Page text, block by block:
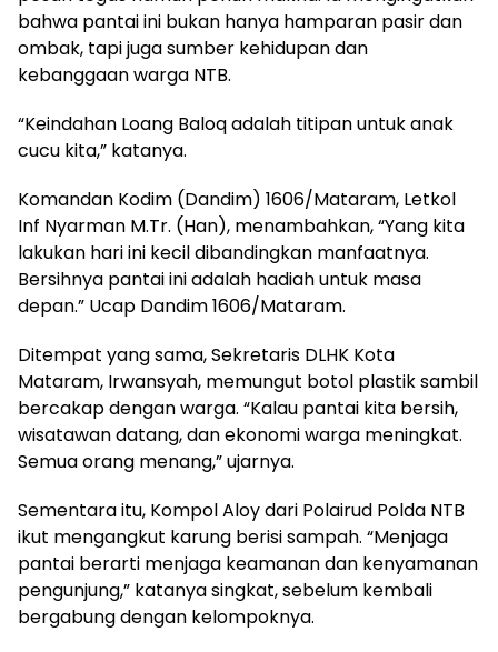
bahwa pantai ini bukan hanya hamparan pasir dan
ombak, tapi juga sumber kehidupan dan
kebanggaan warga NTB.
“Keindahan Loang Baloq adalah titipan untuk anak
cucu kita,” katanya.
Komandan Kodim (Dandim) 1606/Mataram, Letkol
Inf Nyarman M.Tr. (Han), menambahkan, “Yang kita
lakukan hari ini kecil dibandingkan manfaatnya.
Bersihnya pantai ini adalah hadiah untuk masa
depan.” Ucap Dandim 1606/Mataram.
Ditempat yang sama, Sekretaris DLHK Kota
Mataram, Irwansyah, memungut botol plastik sambil
bercakap dengan warga. “Kalau pantai kita bersih,
wisatawan datang, dan ekonomi warga meningkat.
Semua orang menang,” ujarnya.
Sementara itu, Kompol Aloy dari Polairud Polda NTB
ikut mengangkut karung berisi sampah. “Menjaga
pantai berarti menjaga keamanan dan kenyamanan
pengunjung,” katanya singkat, sebelum kembali
bergabung dengan kelompoknya.